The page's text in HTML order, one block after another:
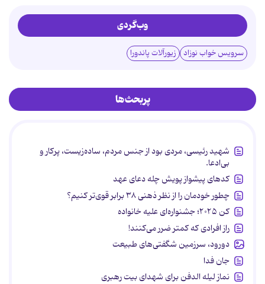
وب‌گردی
سرویس خواب نوزاد زیورآلات پاندورا
پربحث‌ها
شهید رئیسی، مردی بود از جنس مردم، ساده‌زیست، پرکار و
بی‌ادعا.
کدهای پیشواز پویش چله دعای عهد
چطور خودمان را از نظر ذهنی ۳۸ برابر قوی‌تر کنیم؟
کن ۲۰۲۵؛ جشنواره‌ای علیه خانواده
راز افرادی که کمتر ضرر می‌کنند!
دورود، سرزمین شگفتی‌های طبیعت
جان فدا
نماز لیله الدفن برای شهدای بیت رهبری